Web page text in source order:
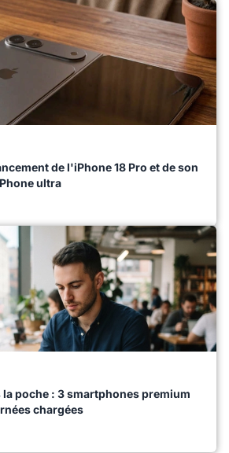
de l'iPhone 18 Pro et de son
ultra
poche : 3 smartphones premium
chargées